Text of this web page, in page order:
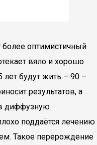
оптимистичный
вяло и хорошо
лет будут жить – 90 –
результатов, а
диффузную
поддаётся лечению
Такое перерождение